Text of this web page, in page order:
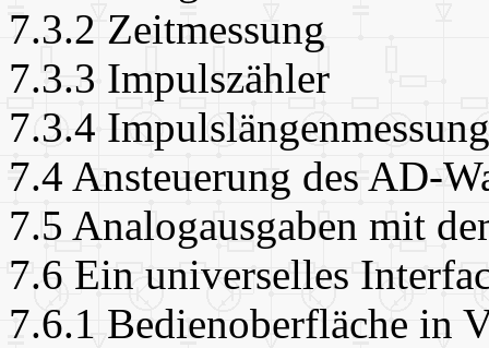
7.3.2 Zeitmessung
7.3.3 Impulszähler
7.3.4 Impulslängenmessung
7.4 Ansteuerung des AD-
7.5 Analogausgaben mit
7.6 Ein universelles
7.6.1 Bedienoberfläche in